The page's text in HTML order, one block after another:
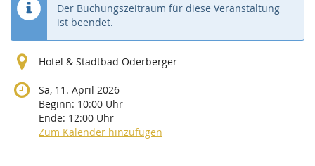
Der Buchungszeitraum für diese Veranstaltung
ist beendet.
Hotel & Stadtbad Oderberger
Sa, 11. April 2026
Beginn: 10:00 Uhr
Ende: 12:00 Uhr
Zum Kalender hinzufügen